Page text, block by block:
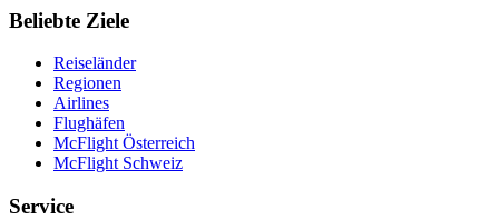
Beliebte Ziele
Reiseländer
Regionen
Airlines
Flughäfen
McFlight Österreich
McFlight Schweiz
Service